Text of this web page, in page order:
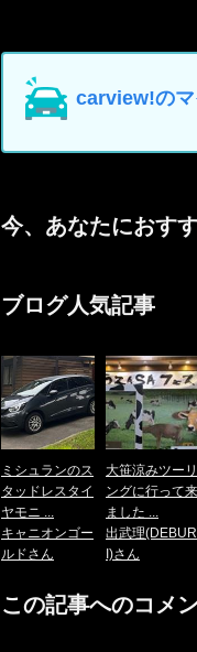
carview!のマ
今、あなたにおす
ブログ人気記事
ミシュランのス
タッドレスタイ
ヤモニ ...
キャニオンゴー
ルドさん
大笹涼みツーリ
ングに行って来
ました ...
出武理(DEBUR
I)さん
この記事へのコメ